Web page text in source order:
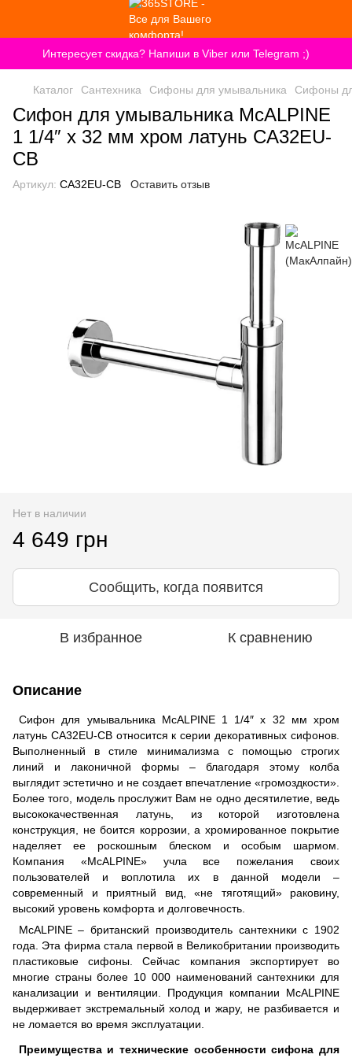
Интересует скидка? Напиши в Viber или Telegram ;)
Каталог Сантехника Сифоны для умывальника Сифоны
Сифон для умывальника McALPINE
1 1/4″ x 32 мм хром латунь CA32EU-
CB
Артикул: CA32EU-CB Оставить отзыв
Нет в наличии
4 649 грн
Сообщить, когда появится
В избранное К сравнению
Описание
Сифон для умывальника McALPINE 1 1/4″ x 32 мм хром
латунь CA32EU-CB относится к серии декоративных сифонов.
Выполненный в стиле минимализма с помощью строгих
линий и лаконичной формы – благодаря этому колба
выглядит эстетично и не создает впечатление «громоздкости».
Более того, модель прослужит Вам не одно десятилетие, ведь
высококачественная латунь, из которой изготовлена
конструкция, не боится коррозии, а хромированное покрытие
наделяет ее роскошным блеском и особым шармом.
Компания «McALPINE» учла все пожелания своих
пользователей и воплотила их в данной модели –
современный и приятный вид, «не тяготящий» раковину,
высокий уровень комфорта и долговечность.
McALPINE – британский производитель сантехники с 1902
года. Эта фирма стала первой в Великобритании производить
пластиковые сифоны. Сейчас компания экспортирует во
многие страны более 10 000 наименований сантехники для
канализации и вентиляции. Продукция компании McALPINE
выдерживает экстремальный холод и жару, не разбивается и
не ломается во время эксплуатации.
Преимущества и технические особенности сифона для